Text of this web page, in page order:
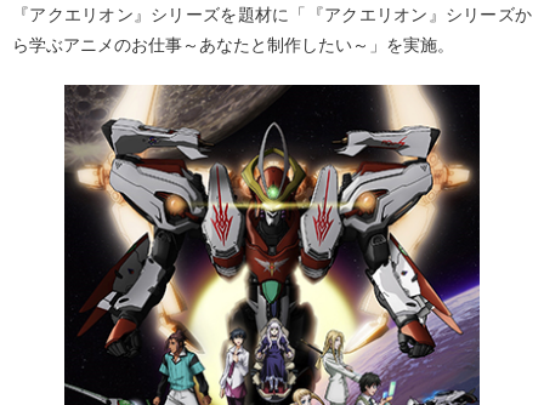
『アクエリオン』シリーズを題材に「『アクエリオン』シリーズか
ら学ぶアニメのお仕事～あなたと制作したい～」を実施。